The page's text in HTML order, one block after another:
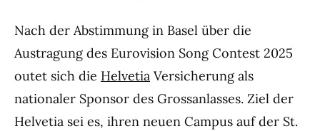
Nach der Abstimmung in Basel über die
Austragung des Eurovision Song Contest 2025
outet sich die Helvetia Versicherung als
nationaler Sponsor des Grossanlasses. Ziel der
Helvetia sei es, ihren neuen Campus auf der St.